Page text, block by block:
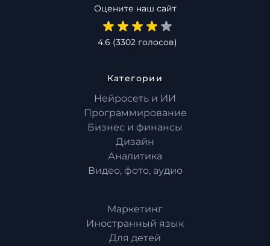
Оцените наш сайт
4.6 (3302 голосов)
Категории
Нейросеть и ИИ
Программирование
Бизнес и финансы
Дизайн
Аналитика
Видео, фото, аудио
Маркетинг
Иностранный язык
Для детей